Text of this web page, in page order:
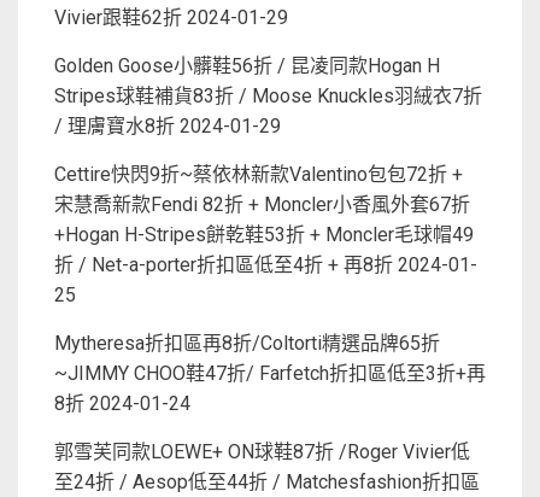
Vivier跟鞋62折 2024-01-29
Golden Goose小髒鞋56折 / 昆凌同款Hogan H
Stripes球鞋補貨83折 / Moose Knuckles羽絨衣7折
/ 理膚寶水8折 2024-01-29
Cettire快閃9折~蔡依林新款Valentino包包72折 +
宋慧喬新款Fendi 82折 + Moncler小香風外套67折
+Hogan H-Stripes餅乾鞋53折 + Moncler毛球帽49
折 / Net-a-porter折扣區低至4折 + 再8折 2024-01-
25
Mytheresa折扣區再8折/Coltorti精選品牌65折
~JIMMY CHOO鞋47折/ Farfetch折扣區低至3折+再
8折 2024-01-24
郭雪芙同款LOEWE+ ON球鞋87折 /Roger Vivier低
至24折 / Aesop低至44折 / Matchesfashion折扣區